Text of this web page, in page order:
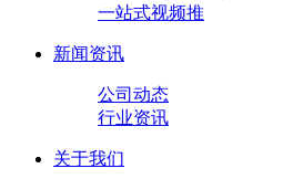
一站式视频推
新闻资讯
公司动态
行业资讯
关于我们